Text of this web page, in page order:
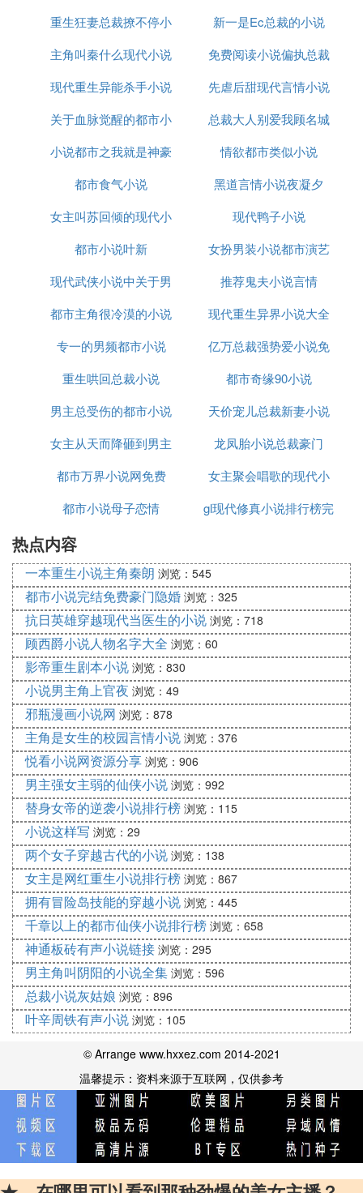
末回笔下的小攻能力强，但都是美形攻。
秋红叶笔下的小攻都有超强独占欲（H写得还不错，
有强势的味道）~
这个是小受暗恋姐夫，后来阴差阳错被姐夫囚困的
文，边界很好看，后续前半部分也好看，
沓，气得我也想屏蔽词语他。
7妖狐 BY 白起
这个小受不算弱，是只小狐狸精，法术相当厉害，但
是又迷糊得很可爱。
文笔清丽，相当好看。
满。不过我没看。我对这类不感冒来的。
天若有情 大虐心。
雪衣公子 BY 春空(开头有点小虐）
楚楚 BY 轩辕悬 很好看
易大的<俺不想做个好人啊!> 虐心 HE
APPLE 的明星之沦陷和明星之攻陷
还有 星恋
囚 BY kaaa
林佩大的老板系列，攻真滴很强，素曾经世界排名第
一的杀手～
巨星知我心 by 淩豹姿 乖乖借个种 by 淩豹姿 居心不
良 by 淩豹姿 满月情人 by 淩豹姿(小攻应该是老板
啦...) 共生契 by 蓝刹(小攻是神只..) 血奴 by 蓝刹(小
攻是血族妖皇) 魔咒 by 蓝刹(小攻是萨德罗斯家家主
父子文) 都是游戏惹的祸 by 蓝刹(小攻是血族魔君) 孽
缘 by 蓝刹(小攻是血族亲王) 再世为蛇 by 绯语(小攻
是太子的心腹(军师?)) 再世为狐 by 绯语 过路财神 by
樊落(小攻是魔君) 财星高照 by 樊落(小攻是魔君) 校
园暴君 by 香品紫狐(小攻是黑道老大之子) 笑笑姻缘
by 风似月(小攻是宫主) 剑神和小法师 by 桑柘影(小攻
是知名剑神 父子文 未完) 此生为君留 by 雪幻狐 《蝙
蝠》《长风万里》《神州沉陆》《凤飞离》 1.《慕
霆》雨虹 这是一个真实的故事…当时看到这句话就
去看了这个文…本来以为会很幸福的，没想到…最后
最大的感触就是：现实远比小说更出人意料，也更不
我看的第一篇apple的文，一开始就被小受吸引住
了！！！！开始的时候一直在想这么幸福的一对，为
什么会叫“不能爱你”那。。。看到后来终于明白啦，
很气小攻不能真正的体谅小受，很小攻心中的正义，
尤其是看到小受最后那么惨，就更讨厌小攻啦，可是
不论怎样，那种寻找,守候的感情还是很。。。 3.
《不能动》风弄 不得不感慨，风弄真是太会写文
带点黄的
重生狂妻总裁撩不停小
说
新一是Ec总裁的小说
主角叫秦什么现代小说
免费阅读小说偏执总裁
宠上瘾
现代重生异能杀手小说
先虐后甜现代言情小说
关于血脉觉醒的都市小
说
总裁大人别爱我顾名城
颂梵音小说
小说都市之我就是神豪
下载
情欲都市类似小说
都市食气小说
黑道言情小说夜凝夕
女主叫苏回倾的现代小
说
现代鸭子小说
都市小说叶新
女扮男装小说都市演艺
圈
现代武侠小说中关于男
主角外貌的描写
推荐鬼夫小说言情
都市主角很冷漠的小说
现代重生异界小说大全
专一的男频都市小说
亿万总裁强势爱小说免
费阅读
重生哄回总裁小说
都市奇缘90小说
男主总受伤的都市小说
天价宠儿总裁新妻小说
女主从天而降砸到男主
的车上现代小说
龙凤胎小说总裁豪门
都市万界小说网免费
女主聚会唱歌的现代小
说
都市小说母子恋情
gl现代修真小说排行榜完
热点内容
一本重生小说主角秦朗 浏览：545
都市小说完结免费豪门隐婚 浏览：325
抗日英雄穿越现代当医生的小说 浏览：718
顾西爵小说人物名字大全 浏览：60
影帝重生剧本小说 浏览：830
小说男主角上官夜 浏览：49
邪瓶漫画小说网 浏览：878
主角是女生的校园言情小说 浏览：376
悦看小说网资源分享 浏览：906
男主强女主弱的仙侠小说 浏览：992
替身女帝的逆袭小说排行榜 浏览：115
小说这样写 浏览：29
两个女子穿越古代的小说 浏览：138
女主是网红重生小说排行榜 浏览：867
拥有冒险岛技能的穿越小说 浏览：445
千章以上的都市仙侠小说排行榜 浏览：658
神通板砖有声小说链接 浏览：295
男主角叫阴阳的小说全集 浏览：596
总裁小说灰姑娘 浏览：896
叶辛周铁有声小说 浏览：105
© Arrange www.hxxez.com 2014-2021
温馨提示：资料来源于互联网，仅供参考